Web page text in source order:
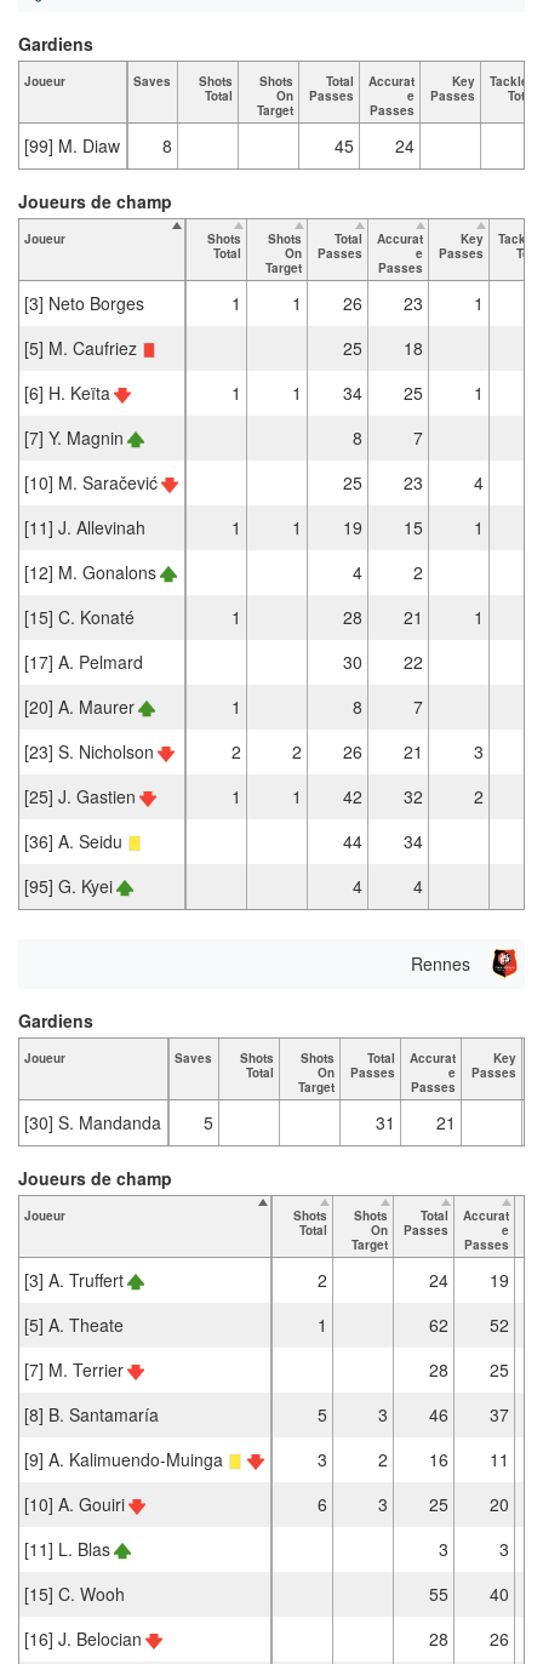
Joueur Saves
Shots
Total
Shots
On
Target
Total
Passes
Accurat
e
Passes
Key
Passes
Tackles
Total
[99] M. Diaw 8 45 24
Gardiens
Joueur
Shots
Total
Shots
On
Target
Total
Passes
Accurat
e
Passes
Key
Passes
Tackles
Total
[3] Neto Borges 1 1 26 23 1
[5] M. Caufriez
25
18
[6] H. Keïta
1 1 34 25 1
[7] Y. Magnin
8 7
[10] M. Saračević
25 23
4
[11] J. Allevinah
1 1 19 15
1
[12] M. Gonalons
4 2
[15] C. Konaté
1 28 21 1
[17] A. Pelmard
30
22
[20] A. Maurer
1 8
7
[23] S. Nicholson
2 2 26 21 3
[25] J. Gastien
1 1 42 32 2
[36] A. Seidu
44 34
[95] G. Kyei
4 4
Joueurs de champ
Rennes
Joueur Saves
Shots
Total
Shots
On
Target
Total
Passes
Accurat
e
Passes
Key
Passes
[30] S. Mandanda 5 31 21
Gardiens
Joueur
Shots
Total
Shots
On
Target
Total
Passes
Accurat
e
Passes
[3] A. Truffert 2 24
19
[5] A. Theate
1 62
52
[7] M. Terrier
28
25
[8] B. Santamaría
5 3 46
37
[9] A. Kalimuendo-Muinga
3 2 16
11
[10] A. Gouiri
6 3 25
20
[11] L. Blas
3
3
[15] C. Wooh
55
40
[16] J. Belocian
28 26
Joueurs de champ